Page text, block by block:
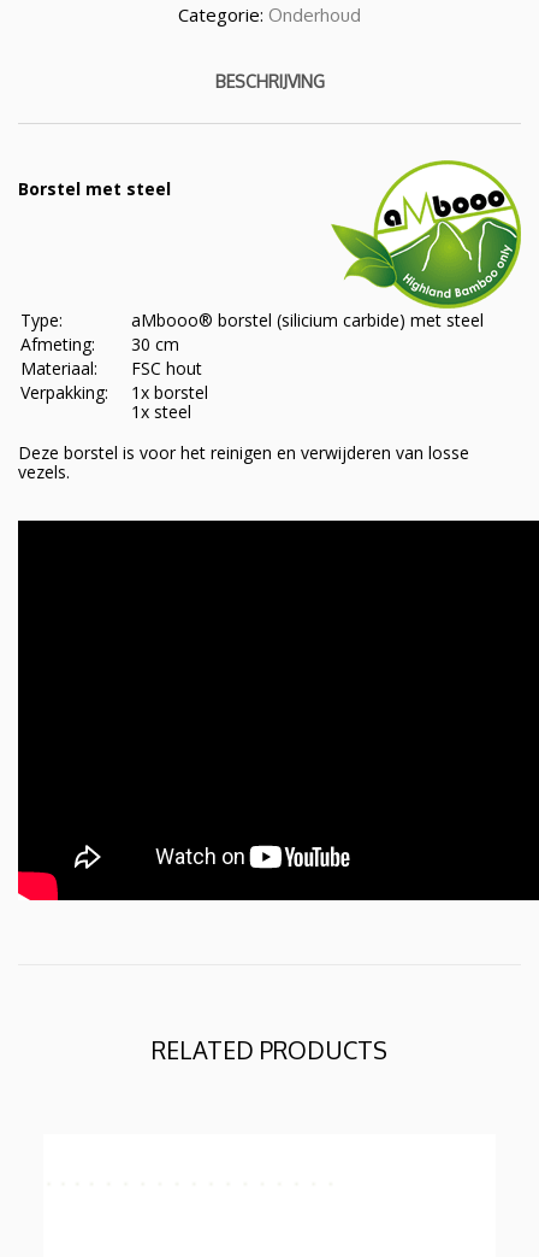
Categorie: Onderhoud
BESCHRIJVING
Borstel met steel
Type:
aMbooo® borstel (silicium carbide) met steel
Afmeting:
30 cm
Materiaal:
FSC hout
Verpakking:
1x borstel
1x steel
Deze borstel is voor het reinigen en verwijderen van losse
vezels.
RELATED PRODUCTS